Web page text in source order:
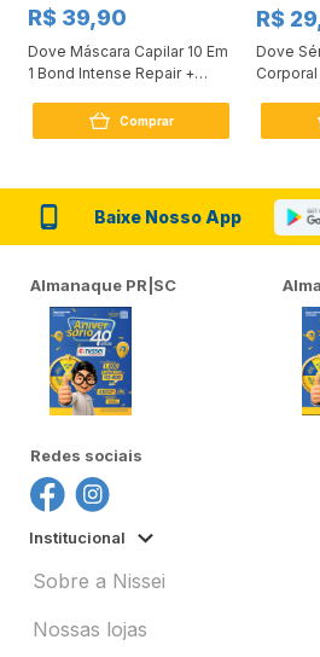
R$ 39,90
Dove Máscara Capilar 10 Em
1 Bond Intense Repair +
Comprar
R$
Dove
Baixe Nosso App
Almanaque PR|SC
Redes sociais
Institucional
Sobre a Nissei
Nossas lojas